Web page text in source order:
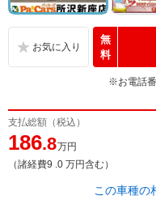
無
料
※お電話番
支払総額（税込）
186.8万円
（諸経費9 .0 万円含む）
この車種の